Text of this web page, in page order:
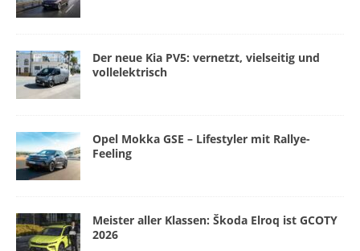
Der neue Kia PV5: vernetzt, vielseitig und
vollelektrisch
Opel Mokka GSE – Lifestyler mit Rallye-
Feeling
Meister aller Klassen: Škoda Elroq ist GCOTY
2026